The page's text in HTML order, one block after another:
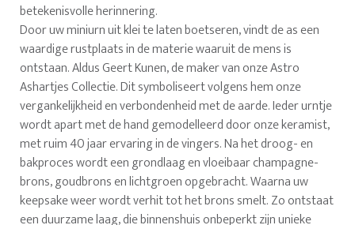
betekenisvolle herinnering.
Door uw miniurn uit klei te laten boetseren, vindt de as een
waardige rustplaats in de materie waaruit de mens is
ontstaan. Aldus Geert Kunen, de maker van onze Astro
Ashartjes Collectie. Dit symboliseert volgens hem onze
vergankelijkheid en verbondenheid met de aarde. Ieder urntje
wordt apart met de hand gemodelleerd door onze keramist,
met ruim 40 jaar ervaring in de vingers. Na het droog- en
bakproces wordt een grondlaag en vloeibaar champagne-
brons, goudbrons en lichtgroen opgebracht. Waarna uw
keepsake weer wordt verhit tot het brons smelt. Zo ontstaat
een duurzame laag, die binnenshuis onbeperkt zijn unieke